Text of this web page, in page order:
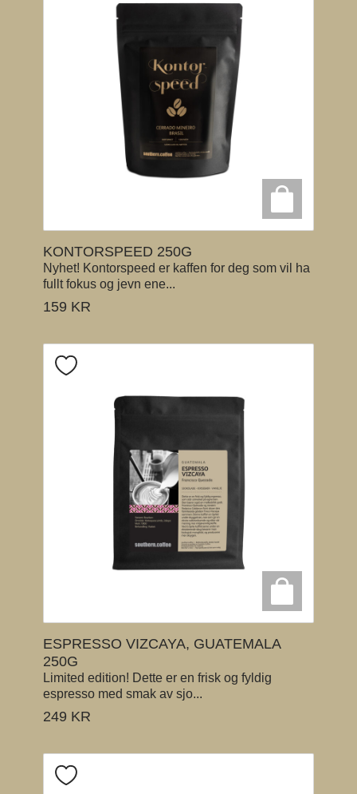
KONTORSPEED 250G
Nyhet! Kontorspeed er kaffen for deg som vil ha
fullt fokus og jevn ene...
159 KR
ESPRESSO VIZCAYA, GUATEMALA
250G
Limited edition! Dette er en frisk og fyldig
espresso med smak av sjo...
249 KR